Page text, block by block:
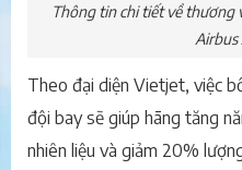
Thông tin chi tiết về thương
Airbus
Theo đại diện Vietjet, việc
đội bay sẽ giúp hãng tăng
nhiên liệu và giảm 20%